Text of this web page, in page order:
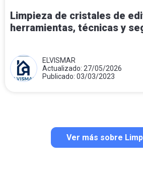
Limpieza de cristales de
herramientas, técnicas y
ELVISMAR
Actualizado: 27/05/2026
Publicado: 03/03/2023
Ver más sobre